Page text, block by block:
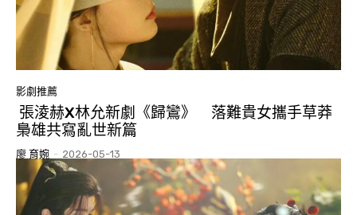
影劇推薦
張淩赫X林允新劇《歸鸞》 落難貴女攜手草莽
梟雄共寫亂世新篇
廖 育婉 - 2026-05-13